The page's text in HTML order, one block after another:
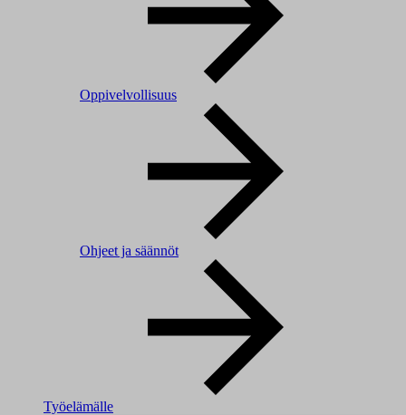
Oppivelvollisuus
Ohjeet ja säännöt
Työelämälle